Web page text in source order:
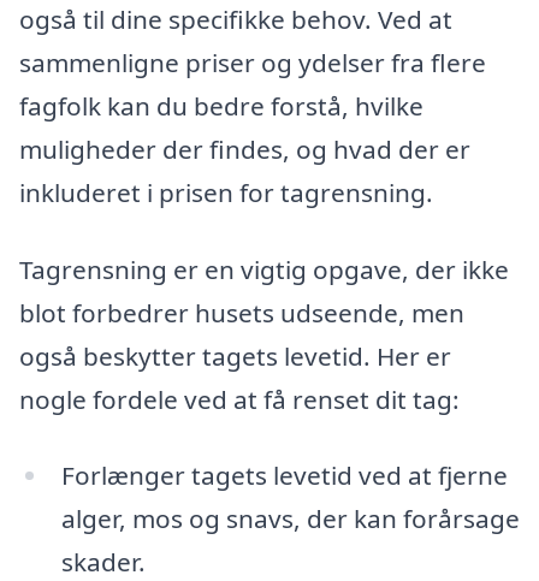
også til dine specifikke behov. Ved at
sammenligne priser og ydelser fra flere
fagfolk kan du bedre forstå, hvilke
muligheder der findes, og hvad der er
inkluderet i prisen for tagrensning.
Tagrensning er en vigtig opgave, der ikke
blot forbedrer husets udseende, men
også beskytter tagets levetid. Her er
nogle fordele ved at få renset dit tag:
Forlænger tagets levetid ved at fjerne
alger, mos og snavs, der kan forårsage
skader.